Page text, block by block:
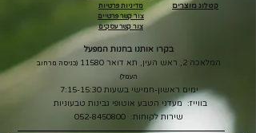
מדיניות פרטיות
צור קשר פרטיים
צור קשר עסקים
קטלוג מוצרים
בקרו אותנו בחנות המפעל
המלאכה 2, ראש העין, תא דואר 11580
(כניסה מרחוב
העמל)
ימים ראשון-חמישי בשעות 7:15-15:30
בווייז: מעדני הטבע אוטופי גבינות טבעוניות
שירות לקוחות: 052-8450800